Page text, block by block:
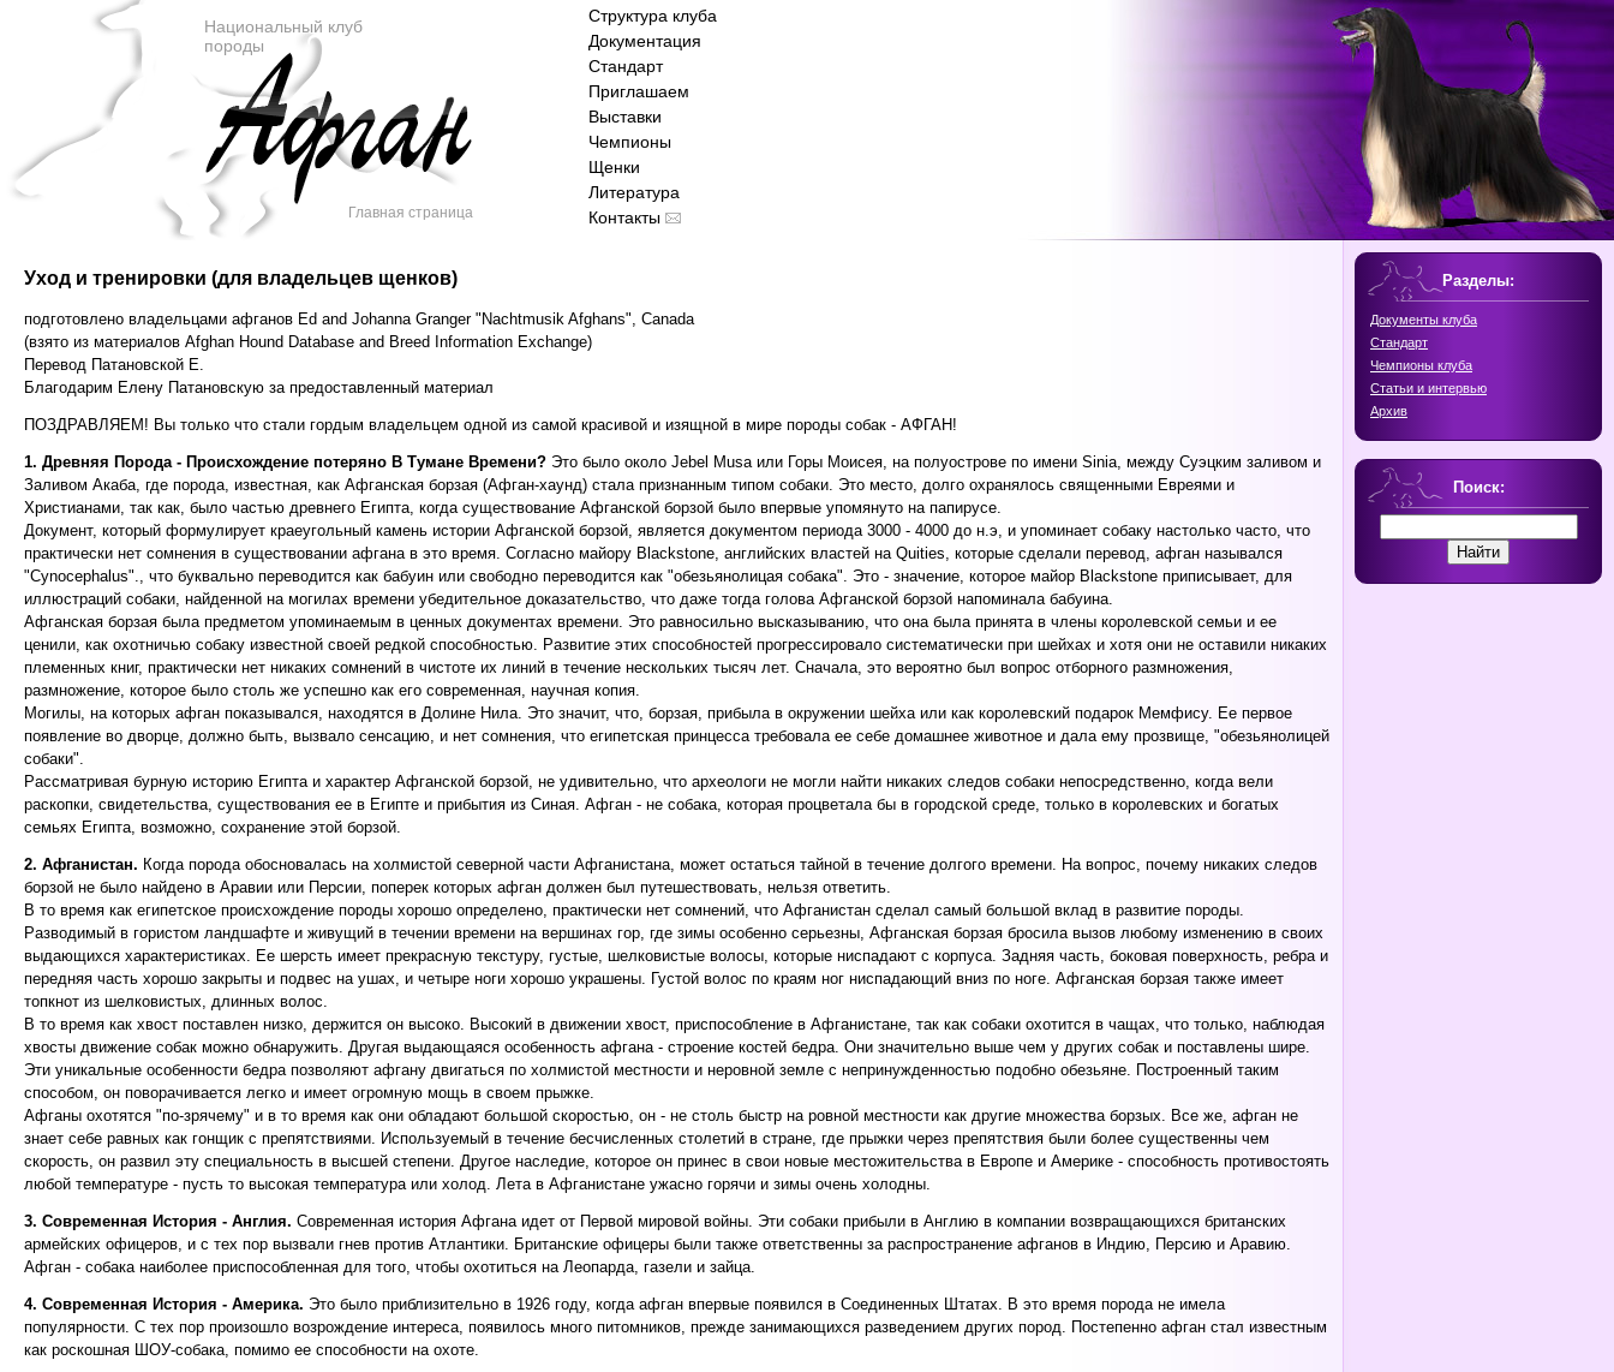
Национальный клуб
породы
Главная страница
Структура клуба
Документация
Стандарт
Приглашаем
Выставки
Чемпионы
Щенки
Литература
Контакты
Уход и тренировки (для владельцев щенков)
подготовлено владельцами афганов Ed and Johanna Granger "Nachtmusik Afghans", Canada
(взято из материалов Afghan Hound Database and Breed Information Exchange)
Перевод Патановской Е.
Благодарим Елену Патановскую за предоставленный материал
ПОЗДРАВЛЯЕМ! Вы только что стали гордым владельцем одной из самой красивой и изящной в мире породы собак - АФГАН!
1. Древняя Порода - Происхождение потеряно В Тумане Времени? Это было около Jebel Musa или Горы Моисея, на полуострове по имени Sinia, между Суэцким заливом и
Заливом Акаба, где порода, известная, как Афганская борзая (Афган-хаунд) стала признанным типом собаки. Это место, долго охранялось священными Евреями и
Христианами, так как, было частью древнего Египта, когда существование Афганской борзой было впервые упомянуто на папирусе.
Документ, который формулирует краеугольный камень истории Афганской борзой, является документом периода 3000 - 4000 до н.э, и упоминает собаку настолько часто, что
практически нет сомнения в существовании афгана в это время. Согласно майору Blackstone, английских властей на Quities, которые сделали перевод, афган назывался
"Cynocephalus"., что буквально переводится как бабуин или свободно переводится как "обезьянолицая собака". Это - значение, которое майор Blackstone приписывает, для
иллюстраций собаки, найденной на могилах времени убедительное доказательство, что даже тогда голова Афганской борзой напоминала бабуина.
Афганская борзая была предметом упоминаемым в ценных документах времени. Это равносильно высказыванию, что она была принята в члены королевской семьи и ее
ценили, как охотничью собаку известной своей редкой способностью. Развитие этих способностей прогрессировало систематически при шейхах и хотя они не оставили никаких
племенных книг, практически нет никаких сомнений в чистоте их линий в течение нескольких тысяч лет. Сначала, это вероятно был вопрос отборного размножения,
размножение, которое было столь же успешно как его современная, научная копия.
Могилы, на которых афган показывался, находятся в Долине Нила. Это значит, что, борзая, прибыла в окружении шейха или как королевский подарок Мемфису. Ее первое
появление во дворце, должно быть, вызвало сенсацию, и нет сомнения, что египетская принцесса требовала ее себе домашнее животное и дала ему прозвище, "обезьянолицей
собаки".
Рассматривая бурную историю Египта и характер Афганской борзой, не удивительно, что археологи не могли найти никаких следов собаки непосредственно, когда вели
раскопки, свидетельства, существования ее в Египте и прибытия из Синая. Афган - не собака, которая процветала бы в городской среде, только в королевских и богатых
семьях Египта, возможно, сохранение этой борзой.
2. Афганистан. Когда порода обосновалась на холмистой северной части Афганистана, может остаться тайной в течение долгого времени. На вопрос, почему никаких следов
борзой не было найдено в Аравии или Персии, поперек которых афган должен был путешествовать, нельзя ответить.
В то время как египетское происхождение породы хорошо определено, практически нет сомнений, что Афганистан сделал самый большой вклад в развитие породы.
Разводимый в гористом ландшафте и живущий в течении времени на вершинах гор, где зимы особенно серьезны, Афганская борзая бросила вызов любому изменению в своих
выдающихся характеристиках. Ее шерсть имеет прекрасную текстуру, густые, шелковистые волосы, которые ниспадают с корпуса. Задняя часть, боковая поверхность, ребра и
передняя часть хорошо закрыты и подвес на ушах, и четыре ноги хорошо украшены. Густой волос по краям ног ниспадающий вниз по ноге. Афганская борзая также имеет
топкнот из шелковистых, длинных волос.
В то время как хвост поставлен низко, держится он высоко. Высокий в движении хвост, приспособление в Афганистане, так как собаки охотится в чащах, что только, наблюдая
хвосты движение собак можно обнаружить. Другая выдающаяся особенность афгана - строение костей бедра. Они значительно выше чем у других собак и поставлены шире.
Эти уникальные особенности бедра позволяют афгану двигаться по холмистой местности и неровной земле с непринужденностью подобно обезьяне. Построенный таким
способом, он поворачивается легко и имеет огромную мощь в своем прыжке.
Афганы охотятся "по-зрячему" и в то время как они обладают большой скоростью, он - не столь быстр на ровной местности как другие множества борзых. Все же, афган не
знает себе равных как гонщик с препятствиями. Используемый в течение бесчисленных столетий в стране, где прыжки через препятствия были более существенны чем
скорость, он развил эту специальность в высшей степени. Другое наследие, которое он принес в свои новые местожительства в Европе и Америке - способность противостоять
любой температуре - пусть то высокая температура или холод. Лета в Афганистане ужасно горячи и зимы очень холодны.
3. Современная История - Англия. Современная история Афгана идет от Первой мировой войны. Эти собаки прибыли в Англию в компании возвращающихся британских
армейских офицеров, и с тех пор вызвали гнев против Атлантики. Британские офицеры были также ответственны за распространение афганов в Индию, Персию и Аравию.
Афган - собака наиболее приспособленная для того, чтобы охотиться на Леопарда, газели и зайца.
4. Современная История - Америка. Это было приблизительно в 1926 году, когда афган впервые появился в Соединенных Штатах. В это время порода не имела
популярности. С тех пор произошло возрождение интереса, появилось много питомников, прежде занимающихся разведением других пород. Постепенно афган стал известным
как роскошная ШОУ-собака, помимо ее способности на охоте.
Разделы:
Документы клуба
Стандарт
Чемпионы клуба
Статьи и интервью
Архив
Поиск: